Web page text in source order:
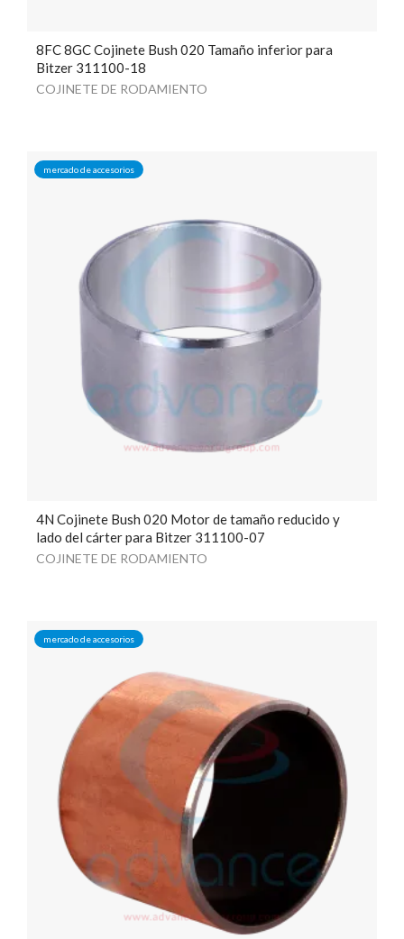
8FC 8GC Cojinete Bush 020 Tamaño inferior para
Bitzer 311100-18
COJINETE DE RODAMIENTO
mercado de accesorios
4N Cojinete Bush 020 Motor de tamaño reducido y
lado del cárter para Bitzer 311100-07
COJINETE DE RODAMIENTO
mercado de accesorios